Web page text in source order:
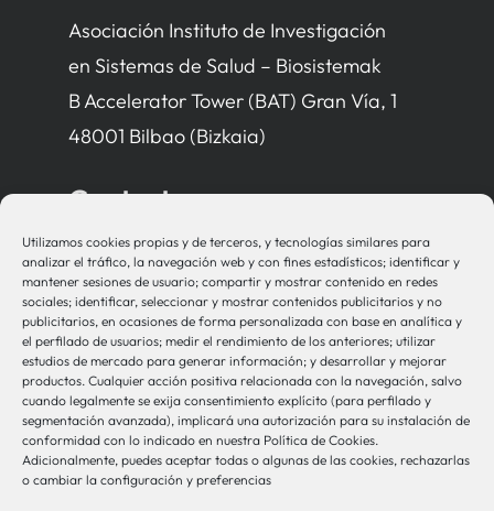
Utilizamos cookies propias y de terceros, y tecnologías similares para
analizar el tráfico, la navegación web y con fines estadísticos; identificar y
mantener sesiones de usuario; compartir y mostrar contenido en redes
sociales; identificar, seleccionar y mostrar contenidos publicitarios y no
publicitarios, en ocasiones de forma personalizada con base en analítica y
el perfilado de usuarios; medir el rendimiento de los anteriores; utilizar
estudios de mercado para generar información; y desarrollar y mejorar
productos. Cualquier acción positiva relacionada con la navegación, salvo
cuando legalmente se exija consentimiento explícito (para perfilado y
segmentación avanzada), implicará una autorización para su instalación de
conformidad con lo indicado en nuestra Política de Cookies.
Adicionalmente, puedes aceptar todas o algunas de las cookies, rechazarlas
o cambiar la configuración y preferencias
Asociación Instituto de Investigación
en Sistemas de Salud – Biosistemak
B Accelerator Tower (BAT) Gran Vía, 1
48001 Bilbao (Bizkaia)
Contacto
bio-sistemak@bio-sistemak.eus
944 00 77 90
Otros Enlaces
Osakidetza